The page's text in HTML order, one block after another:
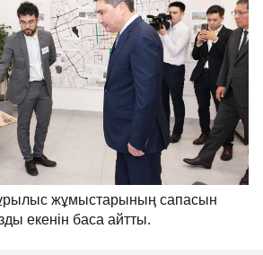
жұмыстарының сапасын
екенін баса айтты.